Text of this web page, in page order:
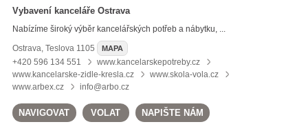
Vybavení kanceláře Ostrava
Nabízíme široký výběr kancelářských potřeb a nábytku, ...
Ostrava, Teslova 1105 MAPA
+420 596 134 551
www.kancelarskepotreby.cz
www.kancelarske-zidle-kresla.cz
www.skola-vola.cz
www.arbex.cz
info@arbo.cz
NAVIGOVAT VOLAT NAPIŠTE NÁM